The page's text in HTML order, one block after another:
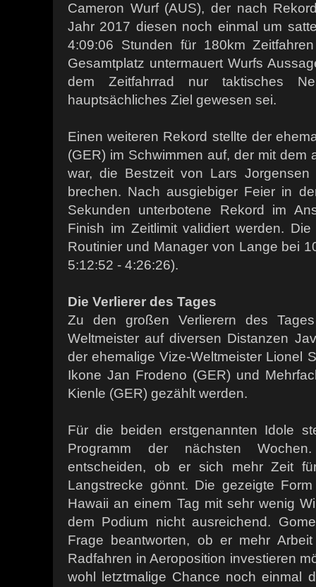
Cameron Wurf (AUS), der nach
Jahr 2017 diesen noch einmal um
4:09:06 Stunden für 180km
Gesamtplatz untermauert Wurfs
dem Zeitfahrrad nur taktisches
hauptsächliches Ziel gewesen sei.
Einen weiteren Rekord stellte der
(GER) im Schwimmen auf, der mit dem
war, die Bestzeit von Lars
brechen. Nach ausgiebiger Feier in
Sekunden unterbotene Rekord im
Finish im Zeitlimit validiert werden.
Routinier und Manager von Lange bei
5:12:52 - 4:26:26).
Die Verlierer des Tages
Zu den großen Verlierern des
Weltmeister auf diversen Distanzen
der ehemalige Vize-Weltmeister Lionel
Ikone Jan Frodeno (GER) und
Kienle (GER) gezählt werden.
Für die beiden erstgenannten Idole
Programm der nächsten
entscheiden, ob er sich mehr Zeit
Langstrecke gönnt. Die gezeigte
Hawaii an einem Tag mit sehr wenig
dem Podium nicht ausreichend.
Frage beantworten, ob er mehr
Radfahren in Aeroposition investieren
wohl letztmalige Chance noch einmal